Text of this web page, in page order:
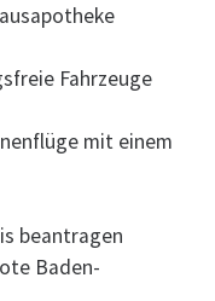
Fahrzeuge
mit einem
beantragen
Baden-